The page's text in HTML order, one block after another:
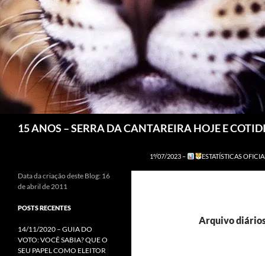
15 ANOS – SERRA DA CANTAREIRA HOJE E
1º/07/2023 – ESTATÍSTICAS
Arquivo
Data da criação deste Blog: 16
de abril de 2011
POSTS RECENTES
14/11/2020 – GUIA DO
VOTO: VOCÊ SABIA? QUE O
SEU PAPEL COMO ELEITOR